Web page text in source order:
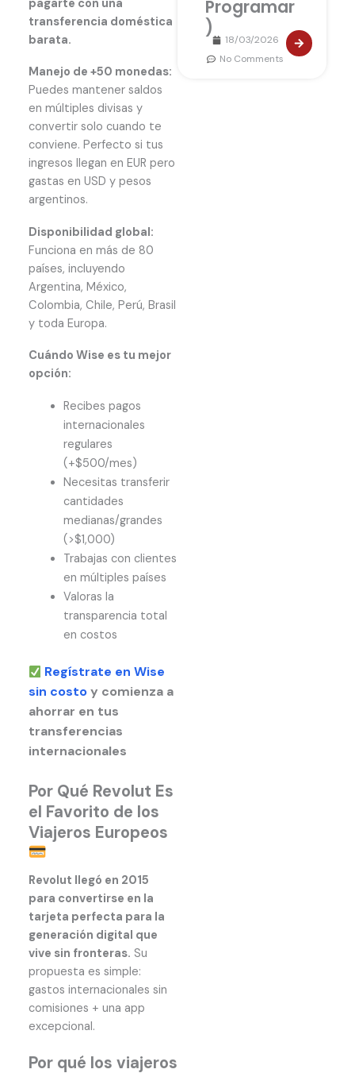
pagarte con una
transferencia doméstica
barata.
Manejo de +50 monedas:
Puedes mantener saldos
en múltiples divisas y
convertir solo cuando te
conviene. Perfecto si tus
ingresos llegan en EUR pero
gastas en USD y pesos
argentinos.
Disponibilidad global:
Funciona en más de 80
países, incluyendo
Argentina, México,
Colombia, Chile, Perú, Brasil
y toda Europa.
Cuándo Wise es tu mejor
opción:
Recibes pagos
internacionales
regulares
(+$500/mes)
Necesitas transferir
cantidades
medianas/grandes
(>$1,000)
Trabajas con clientes
en múltiples países
Valoras la
transparencia total
en costos
Regístrate en Wise
sin costoy comienza a
ahorrar en tus
transferencias
internacionales
Por Qué Revolut Es
el Favorito de los
Viajeros Europeos
Revolut llegó en 2015
para convertirse en la
tarjeta perfecta para la
generación digital que
vive sin fronteras. Su
propuesta es simple:
gastos internacionales sin
comisiones + una app
excepcional.
Por qué los viajeros
Programar
)
18/03/2026
No Comments